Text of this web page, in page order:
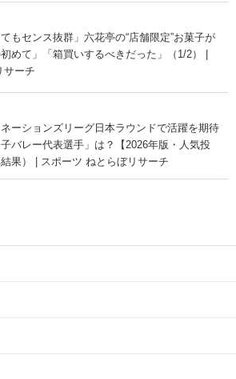
もセンス抜群」六花亭の“店舗限定”お菓子が
めて」「箱買いするべきだった」（1/2） |
サーチ
ネーションズリーグ日本ラウンドで活躍を期待
バレー代表選手」は？【2026年版・人気投
果） | スポーツ ねとらぼリサーチ